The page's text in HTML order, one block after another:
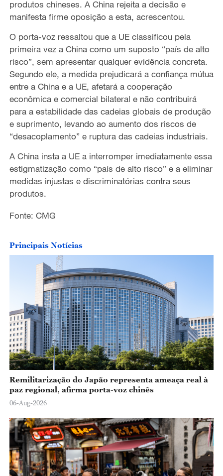
produtos chineses. A China rejeita a decisão e
manifesta firme oposição a esta, acrescentou.
O porta-voz ressaltou que a UE classificou pela
primeira vez a China como um suposto “país de alto
risco”, sem apresentar qualquer evidência concreta.
Segundo ele, a medida prejudicará a confiança mútua
entre a China e a UE, afetará a cooperação
econômica e comercial bilateral e não contribuirá
para a estabilidade das cadeias globais de produção
e suprimento, levando ao aumento dos riscos de
“desacoplamento” e ruptura das cadeias industriais.
A China insta a UE a interromper imediatamente essa
estigmatização como “país de alto risco” e a eliminar
medidas injustas e discriminatórias contra seus
produtos.
Fonte: CMG
Principais Notícias
Remilitarização do Japão representa ameaça real à
paz regional, afirma porta-voz chinês
06-Aug-2026